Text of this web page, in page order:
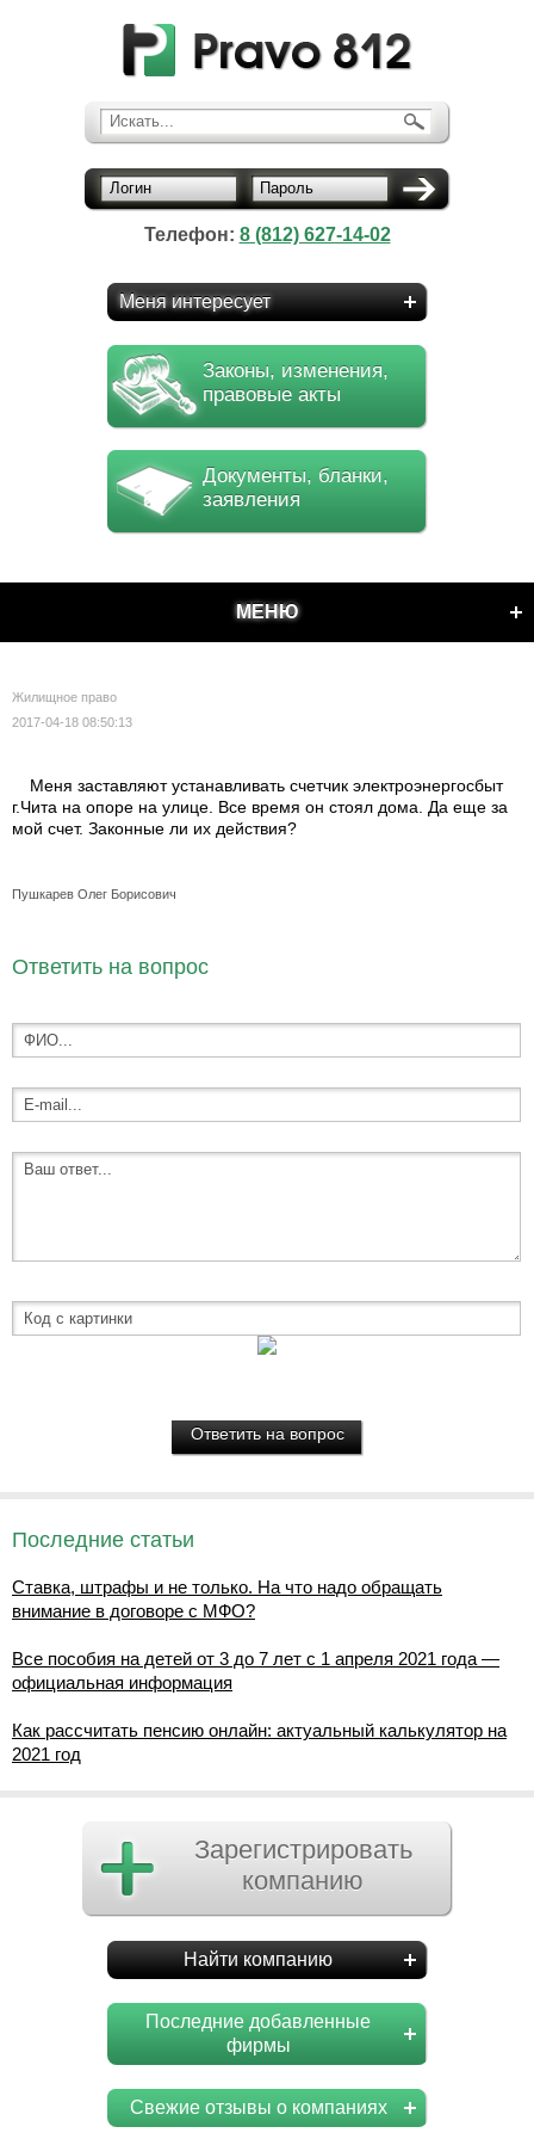
Искать...
Логин Пароль
Телефон: 8 (812) 627-14-02
Меня интересует
Законы, изменения,
правовые акты
Документы, бланки,
заявления
МЕНЮ
Жилищное право
2017-04-18 08:50:13
Меня заставляют устанавливать счетчик электроэнергосбыт
г.Чита на опоре на улице. Все время он стоял дома. Да еще за
мой счет. Законные ли их действия?
Пушкарев Олег Борисович
Ответить на вопрос
Последние статьи
Ставка, штрафы и не только. На что надо обращать
внимание в договоре с МФО?
Все пособия на детей от 3 до 7 лет с 1 апреля 2021 года —
официальная информация
Как рассчитать пенсию онлайн: актуальный калькулятор на
2021 год
Зарегистрировать
компанию
Найти компанию
Последние добавленные
фирмы
Свежие отзывы о компаниях